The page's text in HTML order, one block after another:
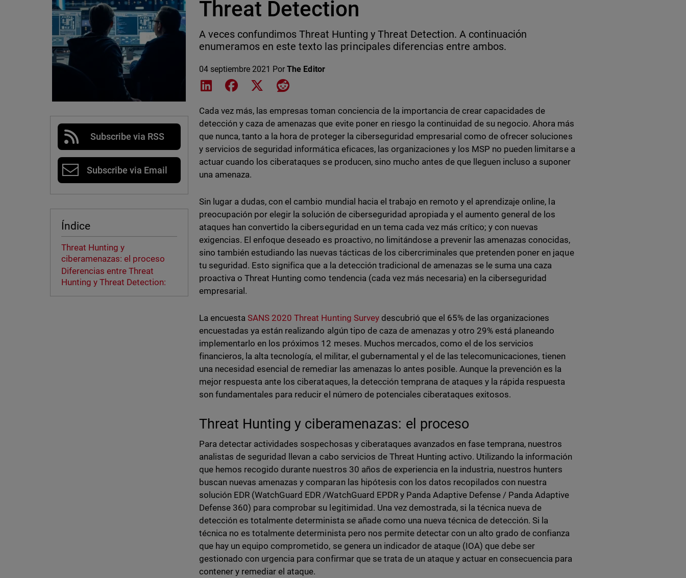
Subscribe via RSS
Subscribe via Email
Índice
Threat Hunting y
ciberamenazas: el proceso
Diferencias entre Threat
Hunting y Threat Detection:
Threat Detection
A veces confundimos Threat Hunting y Threat Detection. A continuación
enumeramos en este texto las principales diferencias entre ambos.
04 septiembre 2021 PorThe Editor
Share on LinkedIn
Share on Facebook
Share on XShare on Reddit
Cada vez más, las empresas toman conciencia de la importancia de crear capacidades de
detección y caza de amenazas que evite poner en riesgo la continuidad de su negocio. Ahora más
que nunca, tanto a la hora de proteger la ciberseguridad empresarial como de ofrecer soluciones
y servicios de seguridad informática eficaces, las organizaciones y los MSP no pueden limitarse a
actuar cuando los ciberataques se producen, sino mucho antes de que lleguen incluso a suponer
una amenaza.
Sin lugar a dudas, con el cambio mundial hacia el trabajo en remoto y el aprendizaje online, la
preocupación por elegir la solución de ciberseguridad apropiada y el aumento general de los
ataques han convertido la ciberseguridad en un tema cada vez más crítico; y con nuevas
exigencias. El enfoque deseado es proactivo, no limitándose a prevenir las amenazas conocidas,
sino también estudiando las nuevas tácticas de los cibercriminales que pretenden poner en jaque
tu seguridad. Esto significa que a la detección tradicional de amenazas se le suma una caza
proactiva o Threat Hunting como tendencia (cada vez más necesaria) en la ciberseguridad
empresarial.
La encuestaSANS 2020 Threat Hunting Surveydescubrió que el 65% de las organizaciones
encuestadas ya están realizando algún tipo de caza de amenazas y otro 29% está planeando
implementarlo en los próximos 12 meses. Muchos mercados, como el de los servicios
financieros, la alta tecnología, el militar, el gubernamental y el de las telecomunicaciones, tienen
una necesidad esencial de remediar las amenazas lo antes posible. Aunque la prevención es la
mejor respuesta ante los ciberataques, la detección temprana de ataques y la rápida respuesta
son fundamentales para reducir el número de potenciales ciberataques exitosos.
Threat Hunting y ciberamenazas: el proceso
Para detectar actividades sospechosas y ciberataques avanzados en fase temprana, nuestros
analistas de seguridad llevan a cabo servicios de Threat Hunting activo. Utilizando la información
que hemos recogido durante nuestros 30 años de experiencia en la industria, nuestros hunters
buscan nuevas amenazas y comparan las hipótesis con los datos recopilados con nuestra
solución EDR (WatchGuard EDR /WatchGuard EPDR y Panda Adaptive Defense / Panda Adaptive
Defense 360) para comprobar su legitimidad. Una vez demostrada, si la técnica nueva de
detección es totalmente determinista se añade como una nueva técnica de detección. Si la
técnica no es totalmente determinista pero nos permite detectar con un alto grado de confianza
que hay un equipo comprometido, se genera un indicador de ataque (IOA) que debe ser
gestionado con urgencia para confirmar que se trata de un ataque y actuar en consecuencia para
contener y remediar el ataque.